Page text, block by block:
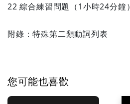
22 綜合練習問題（1小時24分鐘）
附錄：特殊第二類動詞列表
您可能也喜歡